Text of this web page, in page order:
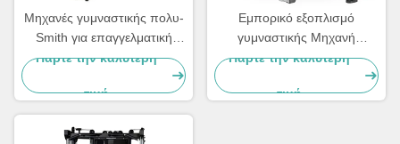
Μηχανές γυμναστικής πολυ-
Smith για επαγγελματική
χρήση
Πάρτε την καλύτερη
τιμή
Εμπορικό εξοπλισμό
γυμναστικής Μηχανή
κατάρτισης δύναμης Σμιθ
Πάρτε την καλύτερη
τιμή